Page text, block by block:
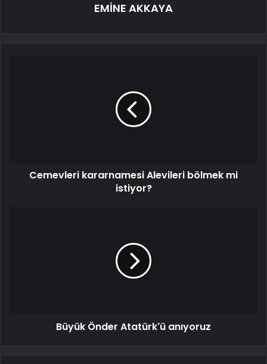
EMİNE AKKAYA
Cemevleri kararnamesi Alevileri bölmek mi
istiyor?
Büyük Önder Atatürk'ü anıyoruz